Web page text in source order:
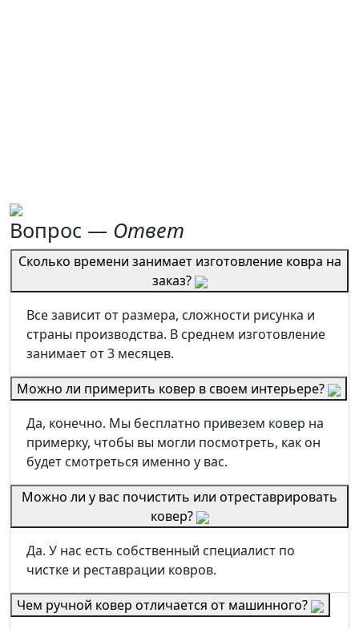
Вопрос — Ответ
Сколько времени занимает изготовление ковра на
заказ?
Все зависит от размера, сложности рисунка и
страны производства. В среднем изготовление
занимает от 3 месяцев.
Можно ли примерить ковер в своем интерьере?
Да, конечно. Мы бесплатно привезем ковер на
примерку, чтобы вы могли посмотреть, как он
будет смотреться именно у вас.
Можно ли у вас почистить или отреставрировать
ковер?
Да. У нас есть собственный специалист по
чистке и реставрации ковров.
Чем ручной ковер отличается от машинного?